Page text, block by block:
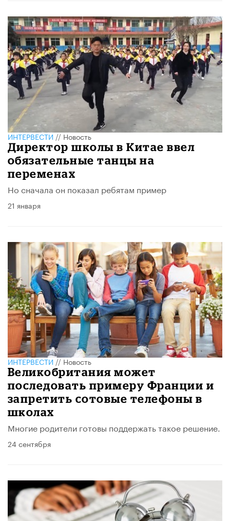
ИНТЕРВЕСТИ//Новость
Директор школы в Китае ввел
обязательные танцы на
переменах
Но сначала он показал ребятам пример
21 января
ИНТЕРВЕСТИ//Новость
Великобритания может
последовать примеру Франции и
запретить сотовые телефоны в
школах
Многие родители готовы поддержать такое решение.
24 сентября